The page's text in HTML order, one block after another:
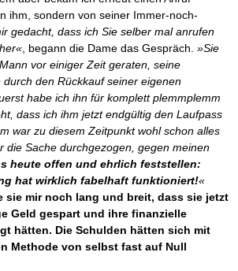
ihm, sondern von seiner Immer-noch-
gedacht, dass ich Sie selber mal anrufen
, begann die Dame das Gespräch. »Sie
vor einiger Zeit geraten, seine
den Rückkauf seiner eigenen
habe ich ihn für komplett plemmplemm
dass ich ihm jetzt endgültig den Laufpass
war zu diesem Zeitpunkt wohl schon alles
die Sache durchgezogen, gegen meinen
heute offen und ehrlich feststellen:
hat wirklich fabelhaft funktioniert!«
sie mir noch lang und breit, dass sie jetzt
Geld gespart und ihre finanzielle
hätten. Die Schulden hätten sich mit
Methode von selbst fast auf Null